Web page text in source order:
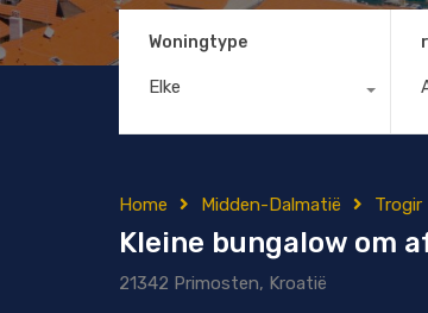
Woningtype
Elke
Home Midden-Dalmatië Trogir
Kleine bungalow om
21342 Primosten, Kroatië